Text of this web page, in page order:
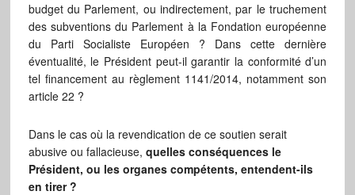
budget du Parlement, ou indirectement, par le truchement
des subventions du Parlement à la Fondation européenne
du Parti Socialiste Européen ? Dans cette dernière
éventualité, le Président peut-il garantir la conformité d’un
tel financement au règlement 1141/2014, notamment son
article 22 ?
Dans le cas où la revendication de ce soutien serait
abusive ou fallacieuse, quelles conséquences le
Président, ou les organes compétents, entendent-ils
en tirer ?